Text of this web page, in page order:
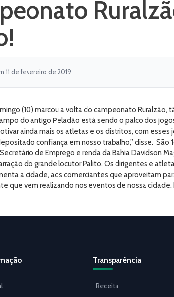
11 de fevereiro de 2019
(10) marcou a volta do campeonato
do antigo Peladão está sendo o palco dos
ainda mais os atletas e os distritos, com
confiança em nosso trabalho,” disse.
de Emprego e renda da Bahia Davidson
do grande locutor Palito. Os dirigentes e
a cidade, aos comerciantes que aproveitam
que vem realizando nos eventos de nossa cidade.
Transparência
Receita